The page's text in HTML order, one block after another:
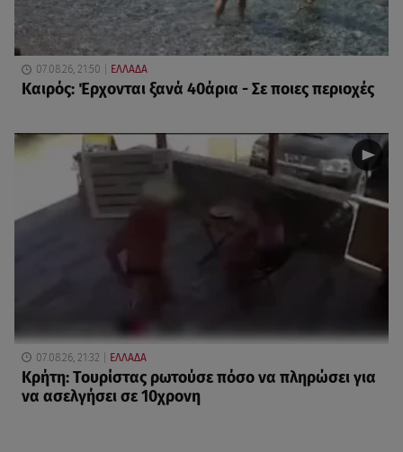
07.08.26, 21:50 ΕΛΛΑΔΑ
Καιρός: Έρχονται ξανά 40άρια - Σε ποιες περιοχές
07.08.26, 21:32 ΕΛΛΑΔΑ
Κρήτη: Τουρίστας ρωτούσε πόσο να πληρώσει για
να ασελγήσει σε 10χρονη